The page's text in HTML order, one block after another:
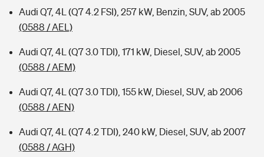
Wer versichert was: Jetzt Versicherer finden
Sie haben Fragen?
Musikinstrumentenversicherung
Zur Übersicht
Tools
Kinderunfall-Check: Mehr Sicherheit für deine Kids
Audi Q7, 4L (Q7 4.2 FSI), 257 kW, Benzin, SUV, ab 2005
(0588 / AEL)
Audi Q7, 4L (Q7 3.0 TDI), 171 kW, Diesel, SUV, ab 2005
(0588 / AEM)
Audi Q7, 4L (Q7 3.0 TDI), 155 kW, Diesel, SUV, ab 2006
(0588 / AEN)
Audi Q7, 4L (Q7 4.2 TDI), 240 kW, Diesel, SUV, ab 2007
(0588 / AGH)